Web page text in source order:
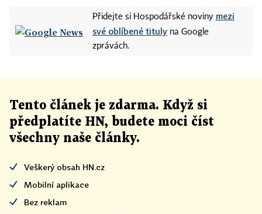
Přidejte si Hospodářské noviny mezi
své oblíbené tituly na Google
zprávách.
Tento článek je zdarma. Když si
předplatíte HN, budete moci číst
všechny naše články.
Veškerý obsah HN.cz
Mobilní aplikace
Bez reklam